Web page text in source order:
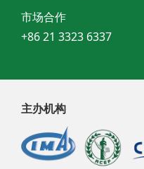
市场合作
+86 21 3323 6337
主办机构